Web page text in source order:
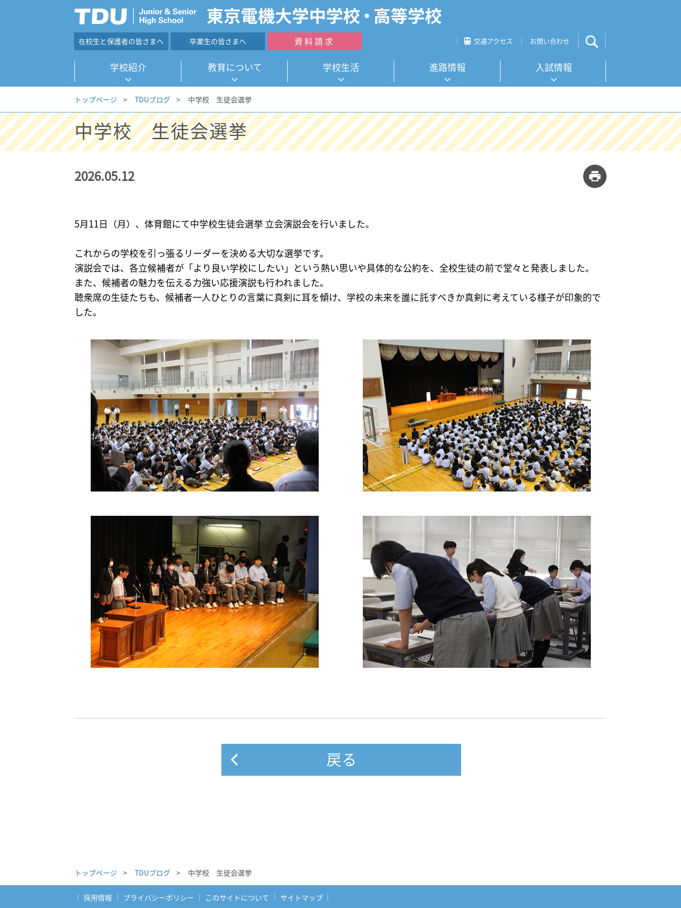
在校生と保護者の皆さまへ 卒業生の皆さまへ 資料請求 交通アクセス お問い合わせ
学校紹介 教育について 学校生活 進路情報 入試情報
トップページ > TDUブログ > 中学校 生徒会選挙
中学校 生徒会選挙
2026.05.12
5月11日（月）、体育館にて中学校生徒会選挙 立会演説会を行いました。
これからの学校を引っ張るリーダーを決める大切な選挙です。
演説会では、各立候補者が「より良い学校にしたい」という熱い思いや具体的な公約を、全校生徒の前で堂々と発表しました。
また、候補者の魅力を伝える力強い応援演説も行われました。
聴衆席の生徒たちも、候補者一人ひとりの言葉に真剣に耳を傾け、学校の未来を誰に託すべきか真剣に考えている様子が印象的で
した。
戻る
トップページ > TDUブログ > 中学校 生徒会選挙
採用情報 プライバシーポリシー このサイトについて サイトマップ